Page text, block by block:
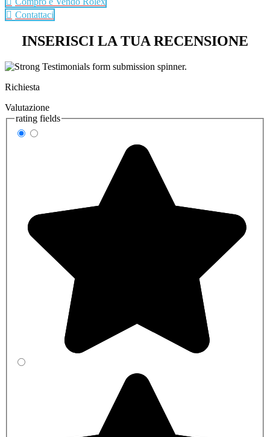
Contattaci
INSERISCI LA TUA RECENSIONE
Richiesta
Valutazione
rating fields